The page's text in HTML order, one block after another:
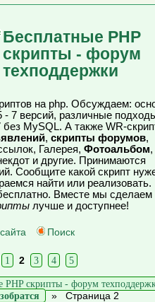
Бесплатные PHP
скрипты - форум
техподдержки
на php. Обсуждаем:
- 7 версий, различные
без MySQL. А также WR-
, скрипты форумов,
Галерея, Фотоальбом,
и другие. Принимаются
Сообщите какой скрипт
найти или реализовать.
Вместе мы сделаем
лучше и доступнее!
Поиск
1 2 3 4 5
PHP скрипты - форум
» Страница 2